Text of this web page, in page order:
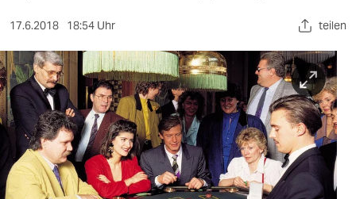
sport
berlin
nord
wahrheit
verlag
17.6.2018 18:54 Uhr teilen